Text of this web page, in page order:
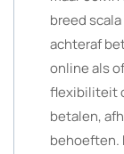
breed
achteraf
online als
flexibiliteit
betalen,
behoeften.